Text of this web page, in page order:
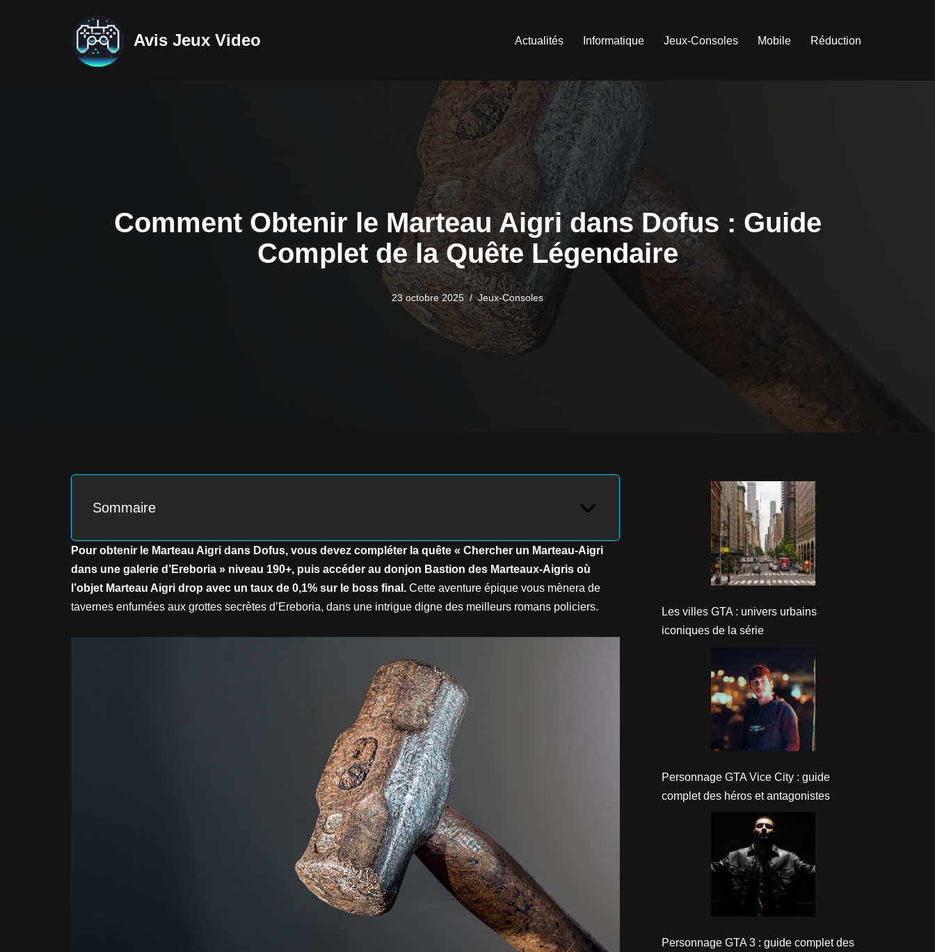
Avis Jeux Video Actualités Informatique Jeux-Consoles Mobile Réduction
Comment Obtenir le Marteau Aigri dans Dofus : Guide
Complet de la Quête Légendaire
23 octobre 2025 Jeux-Consoles
Sommaire
Pour obtenir le Marteau Aigri dans Dofus, vous devez compléter la quête « Chercher un Marteau-Aigri
dans une galerie d’Ereboria » niveau 190+, puis accéder au donjon Bastion des Marteaux-Aigris où
l’objet Marteau Aigri drop avec un taux de 0,1% sur le boss final. Cette aventure épique vous mènera de
tavernes enfumées aux grottes secrètes d’Ereboria, dans une intrigue digne des meilleurs romans policiers.
Les villes GTA : univers urbains
iconiques de la série
Personnage GTA Vice City : guide
complet des héros et antagonistes
Personnage GTA 3 : guide complet des